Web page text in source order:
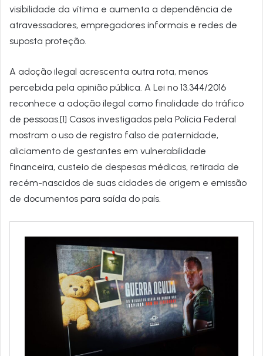
visibilidade da vítima e aumenta a dependência de
atravessadores, empregadores informais e redes de
suposta proteção.
A adoção ilegal acrescenta outra rota, menos
percebida pela opinião pública. A Lei nº 13.344/2016
reconhece a adoção ilegal como finalidade do tráfico
de pessoas.[1] Casos investigados pela Polícia Federal
mostram o uso de registro falso de paternidade,
aliciamento de gestantes em vulnerabilidade
financeira, custeio de despesas médicas, retirada de
recém-nascidos de suas cidades de origem e emissão
de documentos para saída do país.